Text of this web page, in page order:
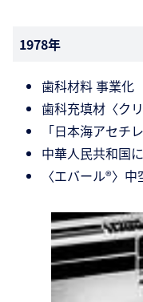
1978年
歯科材料 事業化
歯科充填材〈ク
「日本海アセチ
中華人民共和国
〈エバール®〉